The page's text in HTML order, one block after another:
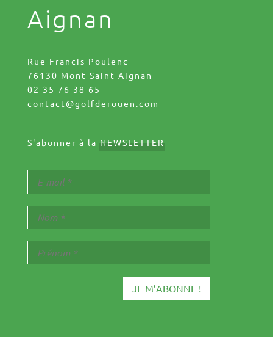
Aignan
Rue Francis Poulenc
76130 Mont-Saint-Aignan
02 35 76 38 65
contact@golfderouen.com
S'abonner à la NEWSLETTER